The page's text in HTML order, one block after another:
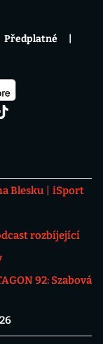
Blesku
iSport
rozbíjející
92: Szabová
Předplatné